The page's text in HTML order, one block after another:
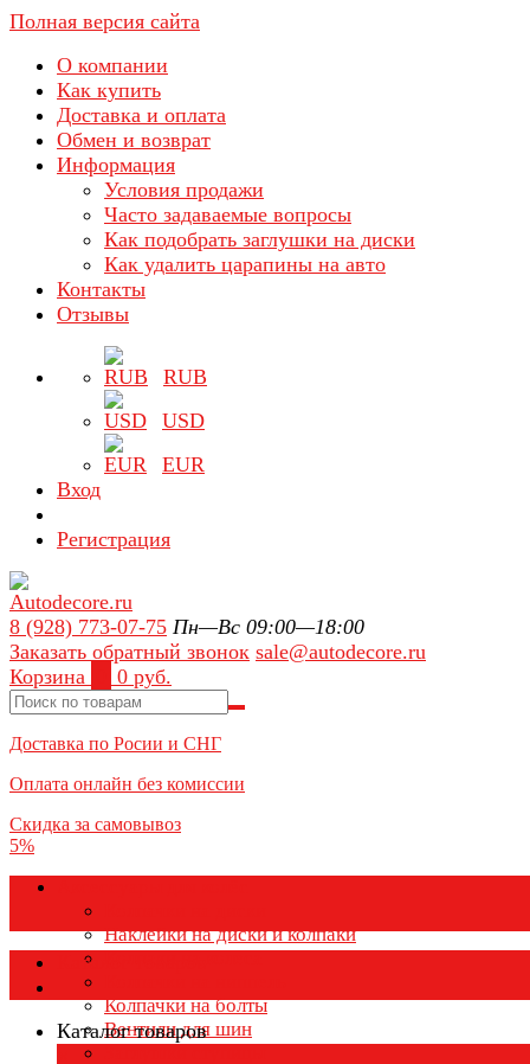
Полная версия сайта
О компании
Как купить
Доставка и оплата
Обмен и возврат
Информация
Условия продажи
Часто задаваемые вопросы
Как подобрать заглушки на диски
Как удалить царапины на авто
Контакты
Отзывы
RUB
USD
EUR
Вход
Регистрация
8 (928) 773-07-75 Пн—Вс 09:00—18:00
Заказать обратный звонок sale@autodecore.ru
Корзина
0 руб.
Доставка по Росии и СНГ
Оплата онлайн без комиссии
Скидка за самовывоз
5%
Наклейки на диски и колпаки
Колпаки на колеса
Колпачки на болты
Вентили для шин
Каталог товаров
Каталог товаров